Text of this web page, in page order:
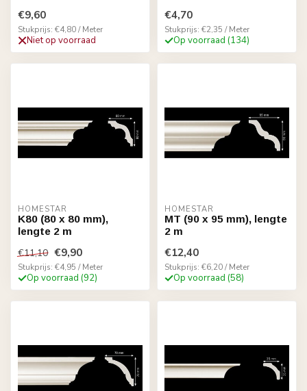
€9,60
Stukprijs: €4,80 / Meter
Niet op voorraad
€4,70
Stukprijs: €2,35 / Meter
Op voorraad (134)
HOMESTAR
K80 (80 x 80 mm),
lengte 2 m
€11,10 €9,90
Stukprijs: €4,95 / Meter
Op voorraad (92)
HOMESTAR
MT (90 x 95 mm), lengte
2 m
€12,40
Stukprijs: €6,20 / Meter
Op voorraad (58)